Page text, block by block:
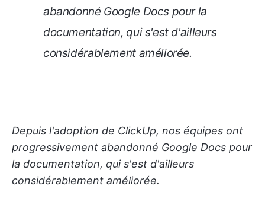
abandonné Google Docs pour la
documentation, qui s'est d'ailleurs
considérablement améliorée.
Depuis l'adoption de ClickUp, nos équipes ont
progressivement abandonné Google Docs pour
la documentation, qui s'est d'ailleurs
considérablement améliorée.